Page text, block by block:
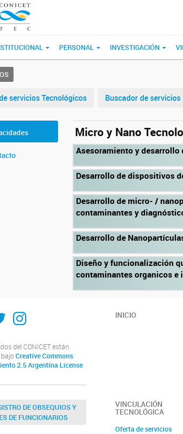
PERSONAL INVESTIGACIÓN
servicios Tecnológicos Buscador de servicios
Micro y Nano
Asesoramiento y
Desarrollo de dispositivos
Desarrollo de micro- /
contaminantes y
Desarrollo de
Diseño y funcionalización
contaminantes organicos e
Instagram
del CONICET están
Creative Commons
2.5 Argentina License
DE OBSEQUIOS Y
DE FUNCIONARIOS
INICIO
VINCULACIÓN
TECNOLÓGICA
Oferta de servicios